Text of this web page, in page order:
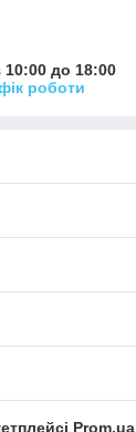
10:00 до 18:00
роботи
Prom.ua